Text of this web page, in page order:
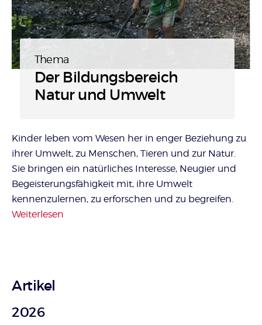
Thema
:Der Bildungsbereich
Natur und Umwelt
Kinder leben vom Wesen her in enger Beziehung zu
ihrer Umwelt, zu Menschen, Tieren und zur Natur.
Sie bringen ein natürliches Interesse, Neugier und
Begeisterungsfähigkeit mit, ihre Umwelt
kennenzulernen, zu erforschen und zu begreifen.
Weiterlesen
Artikel
2026